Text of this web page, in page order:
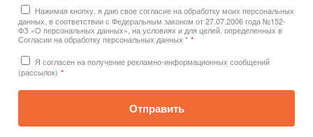
Нажимая кнопку, я даю свое согласие на обработку моих персональных
данных, в соответствии с Федеральным законом от 27.07.2006 года №152-
ФЗ «О персональных данных», на условиях и для целей, определенных в
Согласии на обработку персональных данных * *
Я согласен на получение рекламно-информационных сообщений
(рассылок) *
Отправить